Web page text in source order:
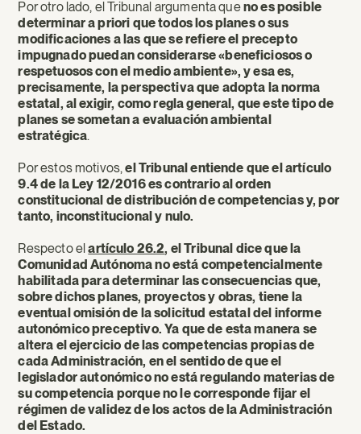
Por otro lado, el Tribunal argumenta queno es posible
determinar a priori que todos los planes o sus
modificaciones a las que se refiere el precepto
impugnado puedan considerarse «beneficiosos o
respetuosos con el medio ambiente», y esa es,
precisamente, la perspectiva que adopta la norma
estatal, al exigir, como regla general, que este tipo de
planes se sometan a evaluación ambiental
estratégica.
Por estos motivos,el Tribunal entiende que el artículo
9.4 de la Ley 12/2016 es contrario al orden
constitucional de distribución de competencias y, por
tanto, inconstitucional y nulo.
Respecto elartículo 26.2, el Tribunal dice que la
Comunidad Autónoma no está competencialmente
habilitada para determinar las consecuencias que,
sobre dichos planes, proyectos y obras, tiene la
eventual omisión de la solicitud estatal del informe
autonómico preceptivo. Ya que de esta manera se
altera el ejercicio de las competencias propias de
cada Administración, en el sentido de que el
legislador autonómico no está regulando materias de
su competencia porque no le corresponde fijar el
régimen de validez de los actos de la Administración
del Estado.